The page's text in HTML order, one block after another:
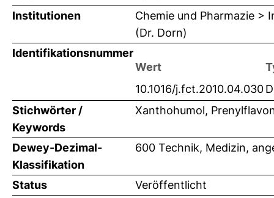
Institutionen
Chemie und Pharmazie >
(Dr. Dorn)
Identifikationsnummer
Wert
10.1016/j.fct.2010.04.030
Stichwörter /
Keywords
Xanthohumol,
Dewey-Dezimal-
Klassifikation
600 Technik, Medizin,
Status
Veröffentlicht